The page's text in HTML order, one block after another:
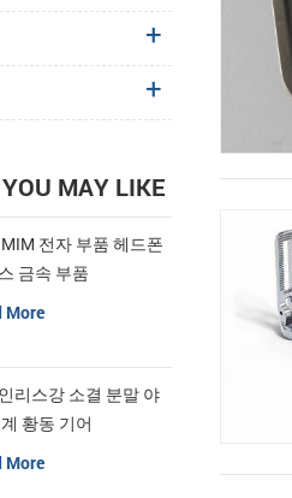
MAY LIKE
전자 부품 헤드폰
금속 부품
More
리스강 소결 분말 야
황동 기어
More